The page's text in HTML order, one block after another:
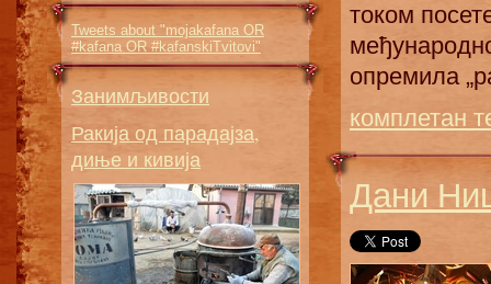
Tweets about "mojakafana OR
#kafana OR #kafanskiTvitovi"
Занимљивости
Ракија од парадајза,
диње и кивија
током
опремила
комплетан
Дани